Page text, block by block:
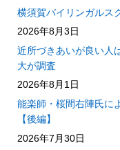
横須賀バイリンガルス
2026年8月3日
近所づきあいが良い
大が調査
2026年8月1日
能楽師・桜間右陣氏に
【後編】
2026年7月30日